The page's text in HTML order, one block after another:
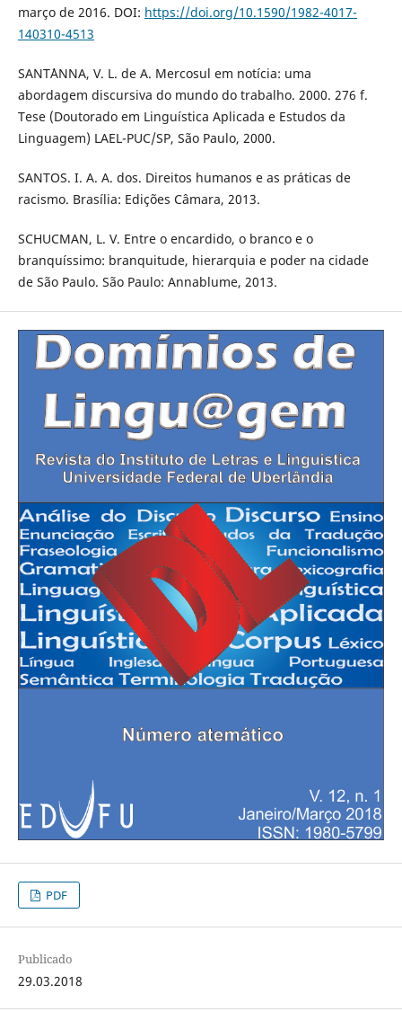
março de 2016. DOI: https://doi.org/10.1590/1982-4017-
140310-4513
SANT´ANNA, V. L. de A. Mercosul em notícia: uma
abordagem discursiva do mundo do trabalho. 2000. 276 f.
Tese (Doutorado em Linguística Aplicada e Estudos da
Linguagem) LAEL-PUC/SP, São Paulo, 2000.
SANTOS. I. A. A. dos. Direitos humanos e as práticas de
racismo. Brasília: Edições Câmara, 2013.
SCHUCMAN, L. V. Entre o encardido, o branco e o
branquíssimo: branquitude, hierarquia e poder na cidade
de São Paulo. São Paulo: Annablume, 2013.
PDF
Publicado
29.03.2018